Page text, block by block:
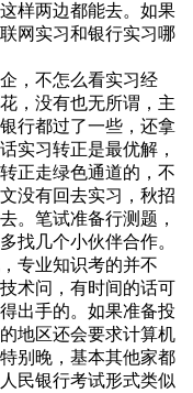
样两边都能去。如果
网实习和银行实习哪
，不怎么看实习经
，没有也无所谓，主
行都过了一些，还拿
实习转正是最优解，
正走绿色通道的，不
没有回去实习，秋招
。笔试准备行测题，
找几个小伙伴合作。
专业知识考的并不
术问，有时间的话可
出手的。如果准备投
地区还会要求计算机
别晚，基本其他家都
民银行考试形式类似